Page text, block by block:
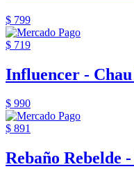
$ 799
$ 719
Influencer -
$ 990
$ 891
Rebaño Rebelde